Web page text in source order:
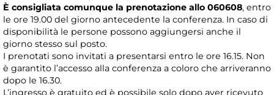
È consigliata comunque la prenotazione allo 060608, entro
le ore 19.00 del giorno antecedente la conferenza. In caso di
disponibilità le persone possono aggiungersi anche il
giorno stesso sul posto.
I prenotati sono invitati a presentarsi entro le ore 16.15. Non
è garantito l’accesso alla conferenza a coloro che arriveranno
dopo le 16.30.
L’ingresso è gratuito ed è possibile solo dopo aver ricevuto